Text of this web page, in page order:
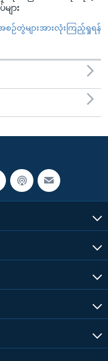
ျား
ဉ်တွဲများအားလုံးကြည့်ရှုရန်